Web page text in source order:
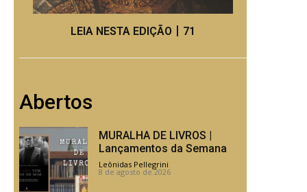
LEIA NESTA EDIÇÃO丨71
Abertos
MURALHA DE LIVROS |
Lançamentos da Semana
Leônidas Pellegrini -
8 de agosto de 2026